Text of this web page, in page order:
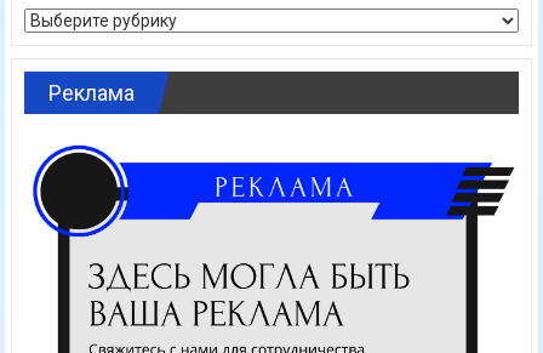
Рубрики
Реклама